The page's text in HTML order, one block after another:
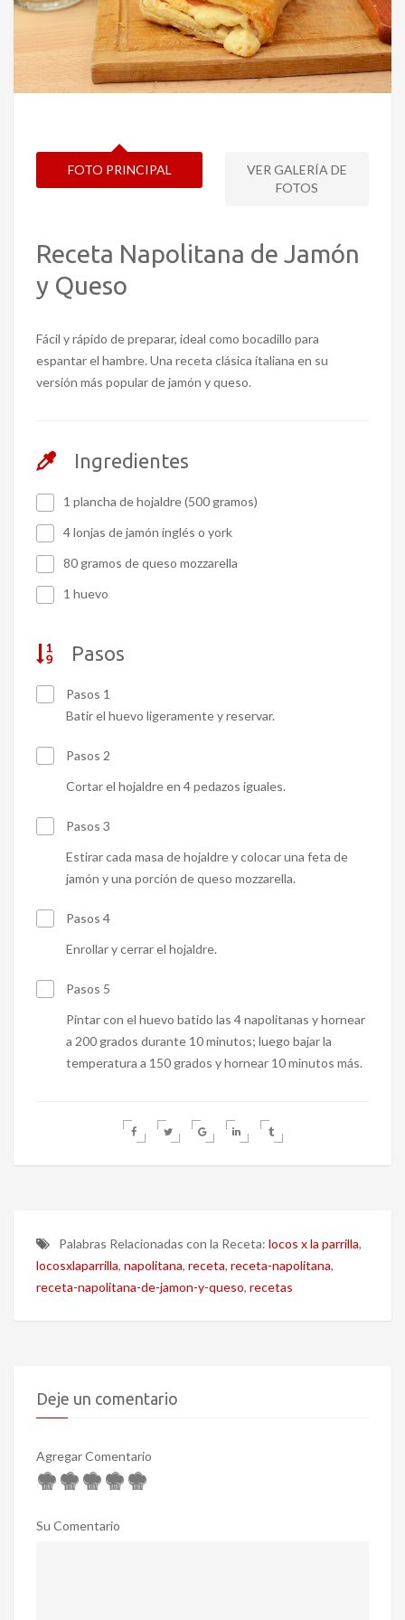
FOTO PRINCIPAL
VER GALERÍA DE
FOTOS
Receta Napolitana de Jamón
y Queso
Fácil y rápido de preparar, ideal como bocadillo para
espantar el hambre. Una receta clásica italiana en su
versión más popular de jamón y queso.
Ingredientes
1 plancha de hojaldre (500 gramos)
4 lonjas de jamón inglés o york
80 gramos de queso mozzarella
1 huevo
Pasos
Pasos 1
Batir el huevo ligeramente y reservar.
Pasos 2
Cortar el hojaldre en 4 pedazos iguales.
Pasos 3
Estirar cada masa de hojaldre y colocar una feta de
jamón y una porción de queso mozzarella.
Pasos 4
Enrollar y cerrar el hojaldre.
Pasos 5
Pintar con el huevo batido las 4 napolitanas y hornear
a 200 grados durante 10 minutos; luego bajar la
temperatura a 150 grados y hornear 10 minutos más.
Palabras Relacionadas con la Receta: locos x la parrilla,
locosxlaparrilla, napolitana, receta, receta-napolitana,
receta-napolitana-de-jamon-y-queso, recetas
Deje un comentario
Agregar Comentario
Su Comentario